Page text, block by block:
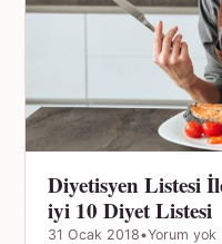
Diyetisyen Listesi
iyi 10 Diyet Listesi
31 Ocak 2018•Yorum yok